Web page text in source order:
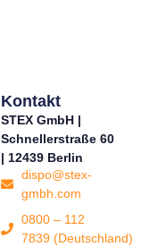
Kontakt
STEX GmbH |
Schnellerstraße 60
| 12439 Berlin
dispo@stex-
gmbh.com
0800 – 112
7839 (Deutschland)